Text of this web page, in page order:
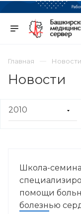
Главная
Новости
Школа-
помощи
болезнью